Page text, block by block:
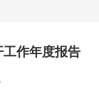
工作年度报告